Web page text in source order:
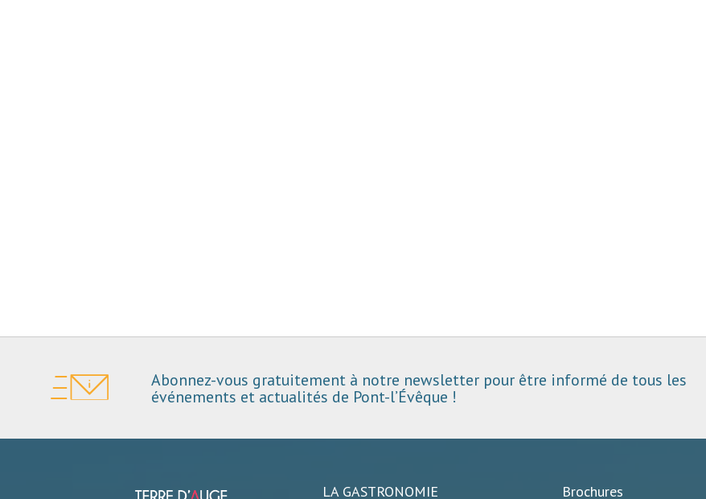
Abonnez-vous gratuitement à notre newsletter pour être informé de tous les
événements et actualités de Pont-l’Évêque !
LA GASTRONOMIE Brochures